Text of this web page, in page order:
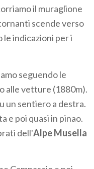
il muraglione
scende verso
le indicazioni per i
seguendo le
alle vetture (1880m).
un sentiero a destra.
e poi quasi in pinao.
dell'Alpe Musella